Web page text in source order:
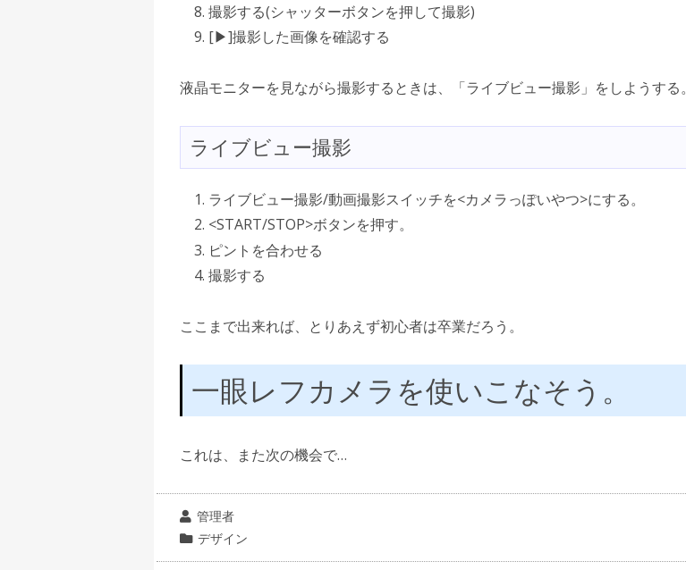
撮影する(シャッターボタンを押して撮影)
[▶]撮影した画像を確認する
液晶モニターを見ながら撮影するときは、「ライブビュー撮影」をしようする。
ライブビュー撮影
ライブビュー撮影/動画撮影スイッチを<カメラっぽいやつ>にする。
<START/STOP>ボタンを押す。
ピントを合わせる
撮影する
ここまで出来れば、とりあえず初心者は卒業だろう。
一眼レフカメラを使いこなそう。
これは、また次の機会で…
投
稿
者
管理者
カ
テ
デザイン